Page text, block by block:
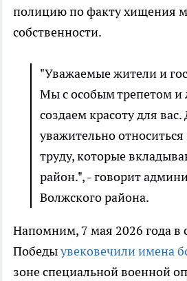
полицию по факту хищения
собственности.
"Уважаемые жители и
Мы с особым трепетом
создаем красоту для вас.
уважительно
труду, которые
район.", - говорит
Волжского района.
Напомним, 7 мая 2026 года в
Победыувековечили имена
зоне специальной военной